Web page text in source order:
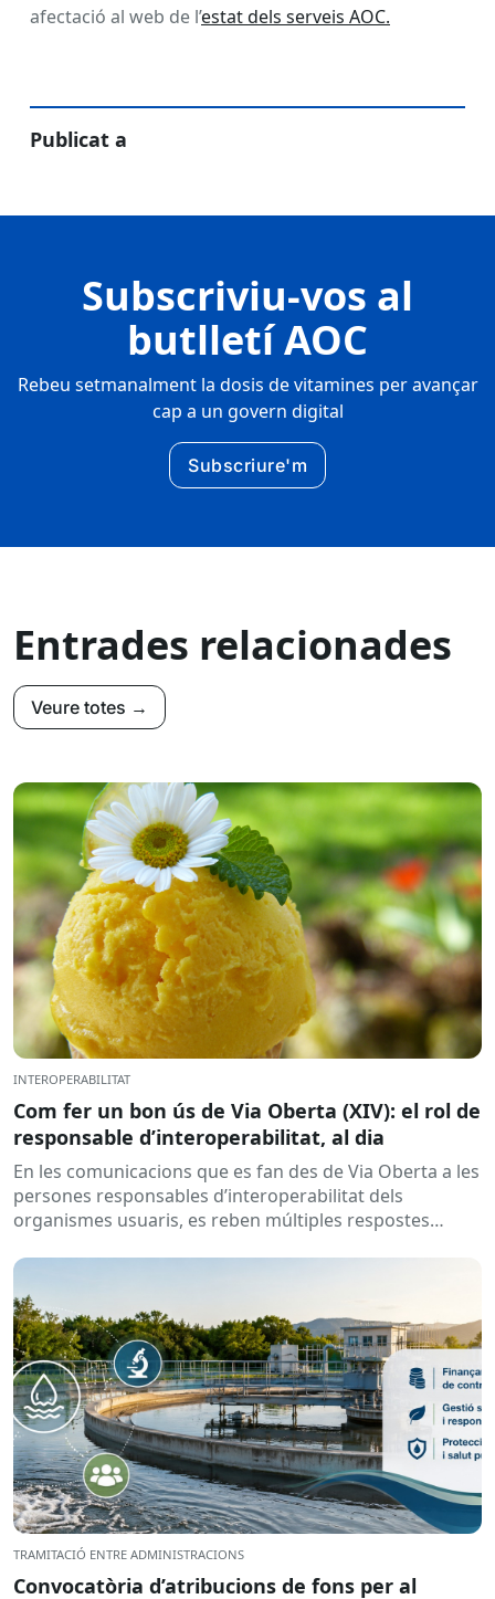
afectació al web de l’estat dels serveis AOC.
Publicat a
Subscriviu-vos al
butlletí AOC
Rebeu setmanalment la dosis de vitamines per avançar
cap a un govern digital
Subscriure'm
Entrades relacionades
Veure totes →
INTEROPERABILITAT
Com fer un bon ús de Via Oberta (XIV): el rol de
responsable d’interoperabilitat, al dia
En les comunicacions que es fan des de Via Oberta a les
persones responsables d’interoperabilitat dels
organismes usuaris, es reben múltiples respostes
TRAMITACIÓ ENTRE ADMINISTRACIONS
Convocatòria d’atribucions de fons per al